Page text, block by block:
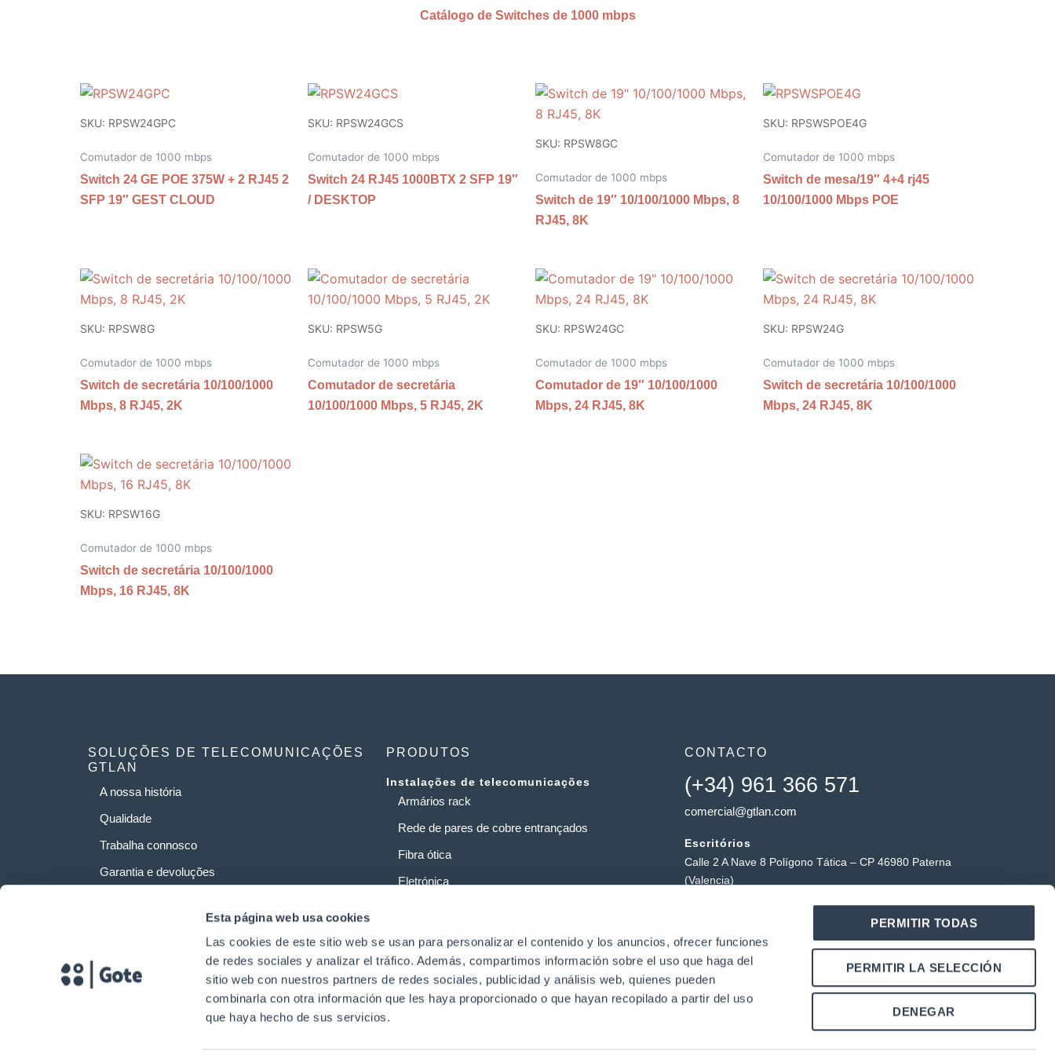
Esta página web usa cookies
Las cookies de este sitio web se usan para personalizar el contenido y los anuncios, ofrecer funciones
de redes sociales y analizar el tráfico. Además, compartimos información sobre el uso que haga del
sitio web con nuestros partners de redes sociales, publicidad y análisis web, quienes pueden
combinarla con otra información que les haya proporcionado o que hayan recopilado a partir del uso
que haya hecho de sus servicios.
PERMITIR TODAS
PERMITIR LA SELECCIÓN
DENEGAR
Catálogo de Switches de 1000 mbps
SKU: RPSW24GPC
Comutador de 1000 mbps
Switch 24 GE POE 375W + 2 RJ45 2
SFP 19″ GEST CLOUD
SKU: RPSW24GCS
Comutador de 1000 mbps
Switch 24 RJ45 1000BTX 2 SFP 19″
/ DESKTOP
SKU: RPSW8GC
Comutador de 1000 mbps
Switch de 19″ 10/100/1000 Mbps, 8
RJ45, 8K
SKU: RPSWSPOE4G
Comutador de 1000 mbps
Switch de mesa/19″ 4+4 rj45
10/100/1000 Mbps POE
SKU: RPSW8G
Comutador de 1000 mbps
Switch de secretária 10/100/1000
Mbps, 8 RJ45, 2K
SKU: RPSW5G
Comutador de 1000 mbps
Comutador de secretária
10/100/1000 Mbps, 5 RJ45, 2K
SKU: RPSW24GC
Comutador de 1000 mbps
Comutador de 19″ 10/100/1000
Mbps, 24 RJ45, 8K
SKU: RPSW24G
Comutador de 1000 mbps
Switch de secretária 10/100/1000
Mbps, 24 RJ45, 8K
SKU: RPSW16G
Comutador de 1000 mbps
Switch de secretária 10/100/1000
Mbps, 16 RJ45, 8K
SOLUÇÕES DE TELECOMUNICAÇÕES
GTLAN
A nossa história
Qualidade
Trabalha connosco
Garantia e devoluções
PRODUTOS
Instalações de telecomunicações
Armários rack
Rede de pares de cobre entrançados
Fibra ótica
Eletrónica
Centros de dados
CONTACTO
(+34) 961 366 571
comercial@gtlan.com
Escritórios
Calle 2 A Nave 8 Polígono Tática – CP 46980 Paterna
(Valencia)
Polígono Industrial Tática, Carrer Forners, 18, 46980
Paterna (Valência)
Y
o
u
L
n